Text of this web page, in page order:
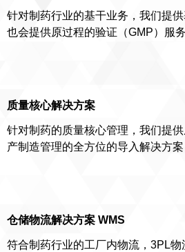
针对制药行业的基干业务，我们提
也会提供原过程的验证（GMP）服务
质量核心解决方案
针对制药的质量核心管理，我们提
产制造管理的全方位的导入解决方
仓储物流解决方案 WMS
符合制药行业的工厂内物流，3PL物